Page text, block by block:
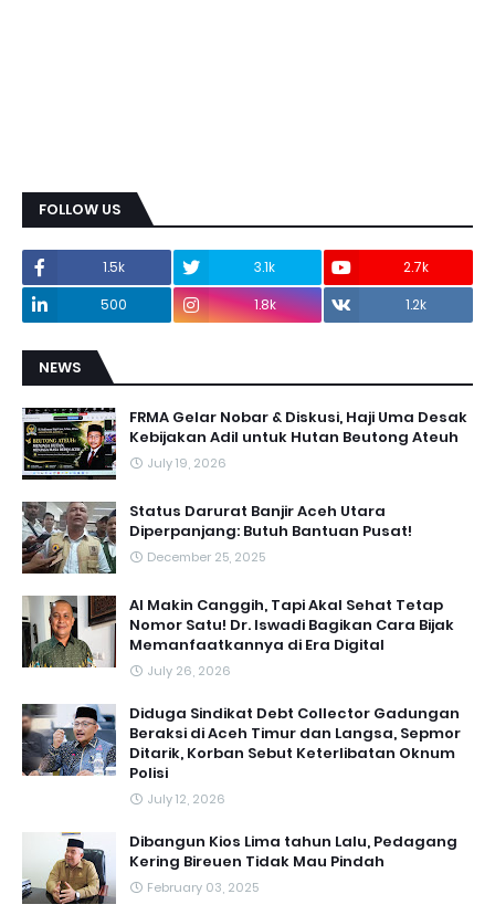
FOLLOW US
1.5k 3.1k
2.7k
500
1.8k 1.2k
NEWS
FRMA Gelar Nobar & Diskusi, Haji Uma Desak
Kebijakan Adil untuk Hutan Beutong Ateuh
July 19, 2026
Status Darurat Banjir Aceh Utara
Diperpanjang: Butuh Bantuan Pusat!
December 25, 2025
AI Makin Canggih, Tapi Akal Sehat Tetap
Nomor Satu! Dr. Iswadi Bagikan Cara Bijak
Memanfaatkannya di Era Digital
July 26, 2026
Diduga Sindikat Debt Collector Gadungan
Beraksi di Aceh Timur dan Langsa, Sepmor
Ditarik, Korban Sebut Keterlibatan Oknum
Polisi
July 12, 2026
Dibangun Kios Lima tahun Lalu, Pedagang
Kering Bireuen Tidak Mau Pindah
February 03, 2025